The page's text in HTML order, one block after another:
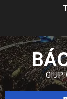
GIÚP